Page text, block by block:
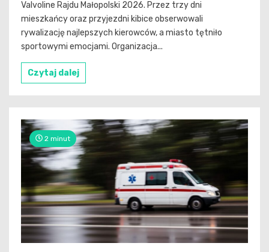
Valvoline Rajdu Małopolski 2026. Przez trzy dni
mieszkańcy oraz przyjezdni kibice obserwowali
rywalizację najlepszych kierowców, a miasto tętniło
sportowymi emocjami. Organizacja...
Czytaj dalej
2 minut